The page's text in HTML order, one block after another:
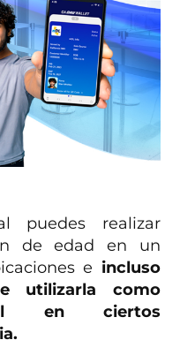
puedes realizar
de edad en un
e incluso
utilizarla como
en ciertos